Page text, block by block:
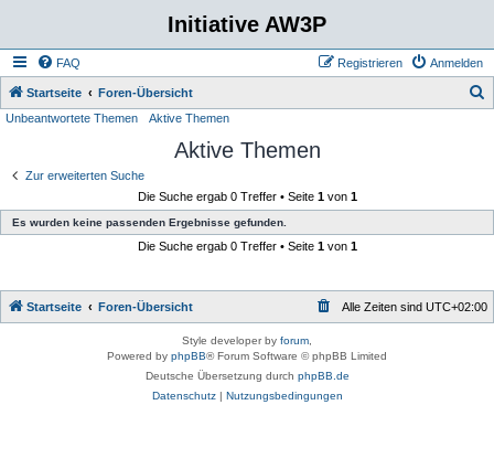
Initiative AW3P
FAQ Anmelden
Registrieren
Startseite Foren-Übersicht
Unbeantwortete Themen Aktive Themen
Aktive Themen
Zur erweiterten Suche
Die Suche ergab 0 Treffer • Seite 1von 1
Es wurden keine passenden Ergebnisse gefunden.
Die Suche ergab 0 Treffer • Seite 1von 1
Startseite Foren-Übersicht Alle Zeiten sind UTC+02:00
Style developer by forum
Powered by phpBB® Forum Software © phpBB Limited
Deutsche Übersetzung durch phpBB.de
Datenschutz| Nutzungsbedingungen